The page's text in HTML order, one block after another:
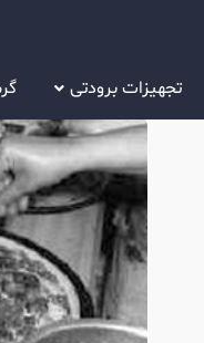
تجهیزات برودتی